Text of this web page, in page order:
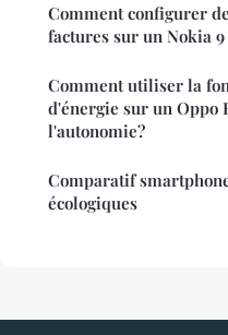
Comment configurer
factures sur un Nokia
Comment utiliser la
d'énergie sur un Oppo
l'autonomie?
Comparatif
écologiques